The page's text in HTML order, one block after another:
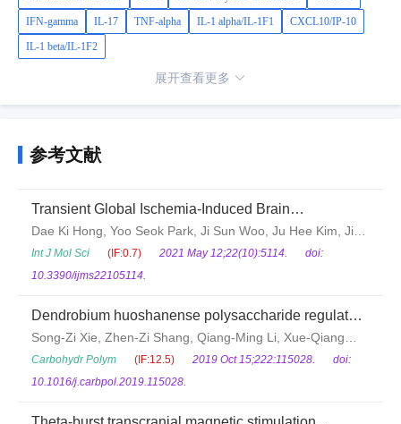
IFN-gamma
IL-17 TNF-alpha IL-1 alpha/IL-1F1
CXCL10/IP-10
IL-1 beta/IL-1F2
展开查看更多
参考文献
Transient Global Ischemia-Induced Brain
Inflammatory Cascades Attenuated by Targeted
Temperature Management
Dae Ki Hong, Yoo Seok Park, Ji Sun Woo, Ju Hee Kim, Jin
Ho Beom, Sung Phil Chung, Je Sung You, Sang Won Suh
Int J Mol Sci (IF:0.7) 2021 May 12;22(10):5114.
doi:
10.3390/ijms22105114.
Dendrobium huoshanense polysaccharide regulates
intestinal lamina propria immune response by
stimulation of intestinal epithelial cells via toll-like
receptor 4
Song-Zi Xie, Zhen-Zi Shang, Qiang-Ming Li, Xue-Qiang
Zha, Li-Hua Pan, Jian-Ping Luo
Carbohydr Polym (IF:12.5) 2019 Oct 15;222:115028.
doi:
10.1016/j.carbpol.2019.115028.